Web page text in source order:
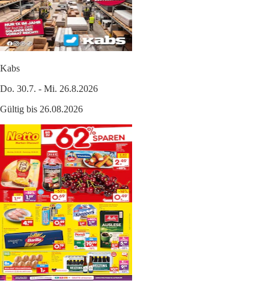
Kabs
Do. 30.7. - Mi. 26.8.2026
Gültig bis 26.08.2026